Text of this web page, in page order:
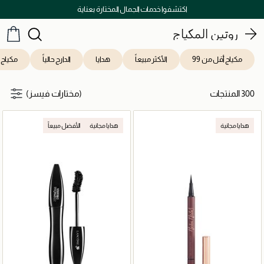
توصيل سريع على جميع الطلبات ما فوق 299 درهم
روتين المكياج
مكياج أقل من 99 الأكثر مبيعاً هدايا الدارج حالياً
300 المنتجات (مختارات فيسز)
هدايا مجانية هدايا مجانية الأفضل مبيعاً